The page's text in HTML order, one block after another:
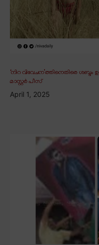
‘നിറ വിവേചന’ത്തിനെതിരെ
മാസ്റ്റർ പീസ്
April 1, 2025